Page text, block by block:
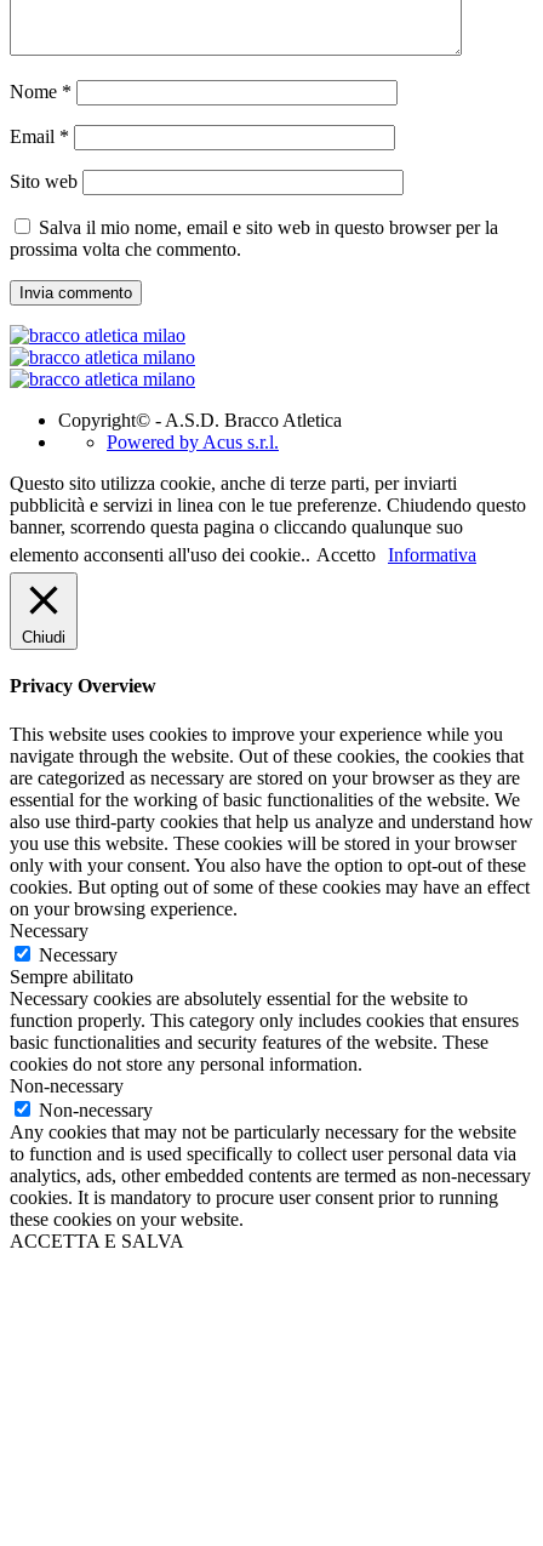
Nome *
Email *
Sito web
Salva il mio nome, email e sito web in questo browser per la
prossima volta che commento.
Copyright© - A.S.D. Bracco Atletica
Powered by Acus s.r.l.
Questo sito utilizza cookie, anche di terze parti, per inviarti
pubblicità e servizi in linea con le tue preferenze. Chiudendo questo
banner, scorrendo questa pagina o cliccando qualunque suo
elemento acconsenti all'uso dei cookie.. Accetto Informativa
Chiudi
Privacy Overview
This website uses cookies to improve your experience while you
navigate through the website. Out of these cookies, the cookies that
are categorized as necessary are stored on your browser as they are
essential for the working of basic functionalities of the website. We
also use third-party cookies that help us analyze and understand how
you use this website. These cookies will be stored in your browser
only with your consent. You also have the option to opt-out of these
cookies. But opting out of some of these cookies may have an effect
on your browsing experience.
Necessary
Necessary
Sempre abilitato
Necessary cookies are absolutely essential for the website to
function properly. This category only includes cookies that ensures
basic functionalities and security features of the website. These
cookies do not store any personal information.
Non-necessary
Non-necessary
Any cookies that may not be particularly necessary for the website
to function and is used specifically to collect user personal data via
analytics, ads, other embedded contents are termed as non-necessary
cookies. It is mandatory to procure user consent prior to running
these cookies on your website.
ACCETTA E SALVA